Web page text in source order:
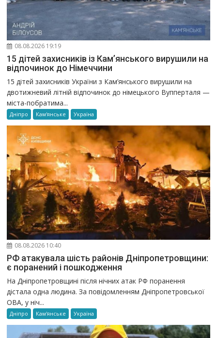
08.08.2026 19:19
15 дітей захисників із Кам’янського вирушили на
відпочинок до Німеччини
15 дітей захисників України з Кам’янського вирушили на
двотижневий літній відпочинок до німецького Вупперталя —
міста-побратима...
Дніпро Кам'янське Україна
08.08.2026 10:40
РФ атакувала шість районів Дніпропетровщини:
є поранений і пошкодження
На Дніпропетровщині після нічних атак РФ поранення
дістала одна людина. За повідомленням Дніпропетровської
ОВА, у ніч...
Дніпро Кам'янське Україна